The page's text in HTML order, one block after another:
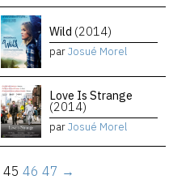
Wild (2014)
parJosué Morel
Love Is Strange
(2014)
parJosué Morel
45 46 47 →